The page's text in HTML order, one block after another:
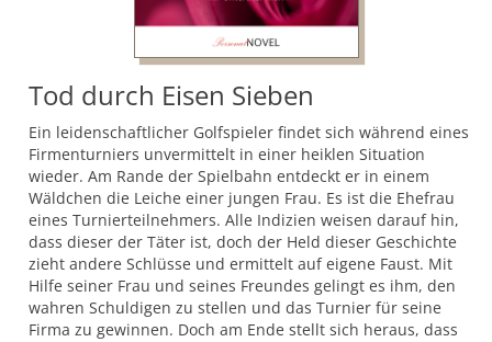
Tod durch Eisen Sieben
Ein leidenschaftlicher Golfspieler findet sich während eines
Firmenturniers unvermittelt in einer heiklen Situation
wieder. Am Rande der Spielbahn entdeckt er in einem
Wäldchen die Leiche einer jungen Frau. Es ist die Ehefrau
eines Turnierteilnehmers. Alle Indizien weisen darauf hin,
dass dieser der Täter ist, doch der Held dieser Geschichte
zieht andere Schlüsse und ermittelt auf eigene Faust. Mit
Hilfe seiner Frau und seines Freundes gelingt es ihm, den
wahren Schuldigen zu stellen und das Turnier für seine
Firma zu gewinnen. Doch am Ende stellt sich heraus, dass